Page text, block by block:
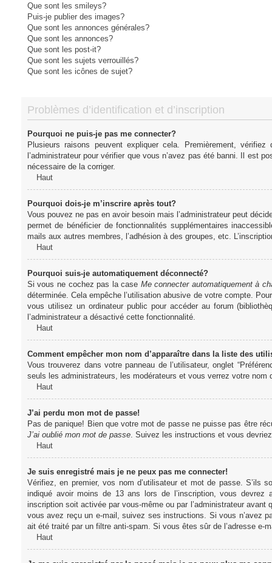
Que sont les smileys?
Puis-je publier des images?
Que sont les annonces générales?
Que sont les annonces?
Que sont les post-it?
Que sont les sujets verrouillés?
Que sont les icônes de sujet?
Problèmes d’identification et d’inscription
Pourquoi ne puis-je pas me connecter?
Plusieurs raisons peuvent expliquer cela. Premièrement,
l’administrateur pour vérifier que vous n’avez pas été banni. Il est
nécessaire de la corriger.
Haut
Pourquoi dois-je m’inscrire après tout?
Vous pouvez ne pas en avoir besoin mais l’administrateur peut
permet de bénéficier de fonctionnalités supplémentaires
mails aux autres membres, l’adhésion à des groupes, etc.
Haut
Pourquoi suis-je automatiquement déconnecté?
Si vous ne cochez pas la case Me connecter automatiquement à
déterminée. Cela empêche l’utilisation abusive de votre compte.
vous utilisez un ordinateur public pour accéder au forum
l’administrateur a désactivé cette fonctionnalité.
Haut
Comment empêcher mon nom d’apparaître dans la liste des
Vous trouverez dans votre panneau de l’utilisateur, onglet
seuls les administrateurs, les modérateurs et vous verrez votre
Haut
J’ai perdu mon mot de passe!
Pas de panique! Bien que votre mot de passe ne puisse pas être
J’ai oublié mon mot de passe. Suivez les instructions et vous
Haut
Je suis enregistré mais je ne peux pas me connecter!
Vérifiez, en premier, vos nom d’utilisateur et mot de passe.
indiqué avoir moins de 13 ans lors de l’inscription, vous
inscription soit activée par vous-même ou par l’administrateur
vous avez reçu un e-mail, suivez ses instructions. Si vous n’avez
ait été traité par un filtre anti-spam. Si vous êtes sûr de l’adresse e-
Haut